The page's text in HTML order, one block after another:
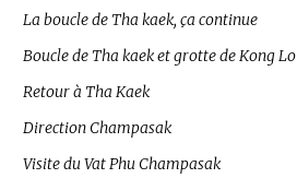
La boucle de Tha kaek, ça continue
Boucle de Tha kaek et grotte de Kong Lo
Retour à Tha Kaek
Direction Champasak
Visite du Vat Phu Champasak